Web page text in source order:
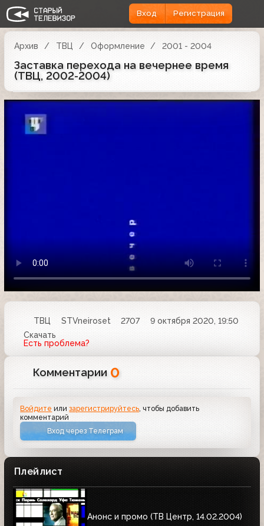
Вход Регистрация
Архив ТВЦ Оформление 2001 - 2004
Заставка перехода на вечернее время
(ТВЦ, 2002-2004)
ТВЦ STVneiroset 2707
9 октября 2020, 19:50
Скачать
Есть проблема?
Комментарии 0
Войдите илизарегистрируйтесь, чтобы добавить
комментарий
Вход через Телеграм
Плейлист
Анонс и промо (ТВ Центр, 14.02.2004)